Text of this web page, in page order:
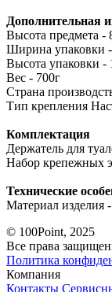
Дополнительная
Высота предмета -
Ширина упаковки
Высота упаковки -
Вес - 700г
Страна
Тип крепления
Комплектация
Держатель для
Набор крепежных
Технические
Материал изделия
© 100Point, 2025
Все права
Политика
Компания
Контакты